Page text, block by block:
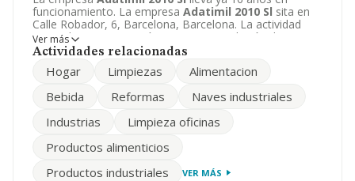
funcionamiento. La empresa Adatimil 2010 Sl sita en
Calle Robador, 6, Barcelona, Barcelona. La actividad
CNAE de esta compañía es 4332 - Instalación de
carpintería. La empreaAdatimil 2010 Sl
Ver más
Actividades relacionadas
Hogar Limpiezas
Alimentacion
Bebida
Reformas
Naves industriales
Industrias
Limpieza oficinas
Productos alimenticios
Productos industriales
VER MÁS